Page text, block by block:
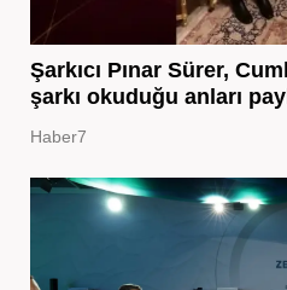
Şarkıcı Pınar Sürer,
şarkı okuduğu anları
Haber7